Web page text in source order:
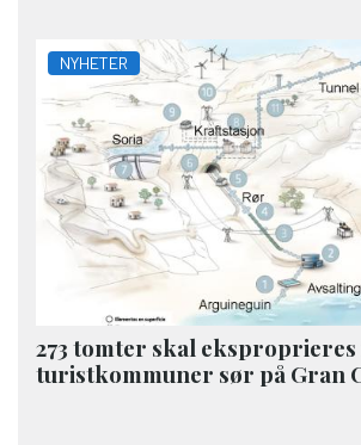
NYHETER
273 tomter skal eksproprieres
turistkommuner sør på Gran